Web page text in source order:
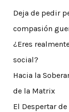
Deja de pedir
compasión
¿Eres
social?
Hacia la
de la Matrix
El Despertar